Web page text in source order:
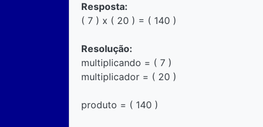
Resposta:
( 7 ) x ( 20 ) = ( 140 )
Resolução:
multiplicando = ( 7 )
multiplicador = ( 20 )
produto = ( 140 )